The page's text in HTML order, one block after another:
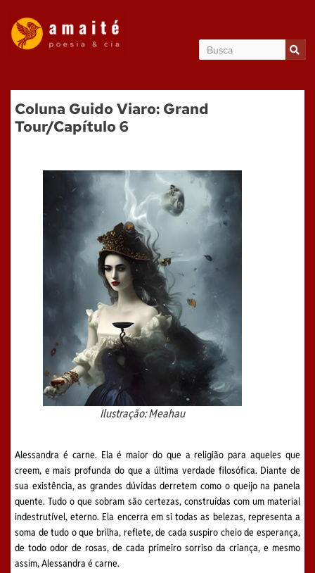
Coluna Guido Viaro: Grand
Tour/Capítulo 6
Ilustração: Meahau
Alessandra é carne. Ela é maior do que a religião para aqueles que
creem, e mais profunda do que a última verdade filosófica. Diante de
sua existência, as grandes dúvidas derretem como o queijo na panela
quente. Tudo o que sobram são certezas, construídas com um material
indestrutível, eterno. Ela encerra em si todas as belezas, representa a
soma de tudo o que brilha, reflete, de cada suspiro cheio de esperança,
de todo odor de rosas, de cada primeiro sorriso da criança, e mesmo
assim, Alessandra é carne.